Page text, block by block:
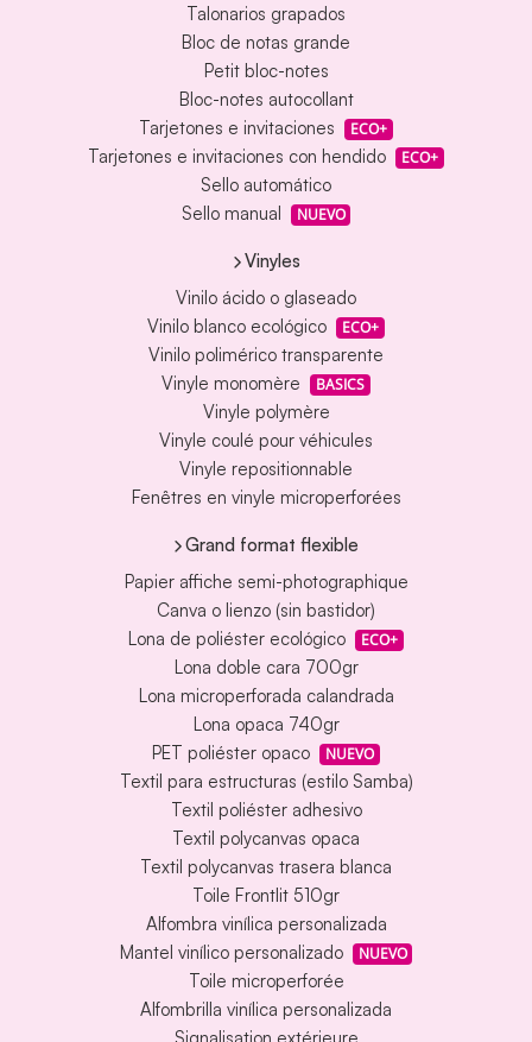
Talonarios grapados
Bloc de notas grande
Petit bloc-notes
Bloc-notes autocollant
Tarjetones e invitaciones
ECO+
Tarjetones e invitaciones con hendido ECO+
Sello automático
Sello manual
NUEVO
Vinyles
Vinilo ácido o glaseado
Vinilo blanco ecológico
ECO+
Vinilo polimérico transparente
Vinyle monomère
BASICS
Vinyle polymère
Vinyle coulé pour véhicules
Vinyle repositionnable
Fenêtres en vinyle microperforées
Grand format flexible
Papier affiche semi-photographique
Canva o lienzo (sin bastidor)
Lona de poliéster ecológico
ECO+
Lona doble cara 700gr
Lona microperforada calandrada
Lona opaca 740gr
PET poliéster opaco
NUEVO
Textil para estructuras (estilo Samba)
Textil poliéster adhesivo
Textil polycanvas opaca
Textil polycanvas trasera blanca
Toile Frontlit 510gr
Alfombra vinílica personalizada
Mantel vinílico personalizado
NUEVO
Toile microperforée
Alfombrilla vinílica personalizada